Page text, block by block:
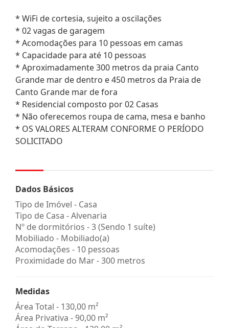
* WiFi de cortesia, sujeito a oscilações
* 02 vagas de garagem
* Acomodações para 10 pessoas em camas
* Capacidade para até 10 pessoas
* Aproximadamente 300 metros da praia Canto
Grande mar de dentro e 450 metros da Praia de
Canto Grande mar de fora
* Residencial composto por 02 Casas
* Não oferecemos roupa de cama, mesa e banho
* OS VALORES ALTERAM CONFORME O PERÍODO
SOLICITADO
Dados Básicos
Tipo de Imóvel - Casa
Tipo de Casa - Alvenaria
Nº de dormitórios - 3 (Sendo 1 suíte)
Mobiliado - Mobiliado(a)
Acomodações - 10 pessoas
Proximidade do Mar - 300 metros
Medidas
Área Total - 130,00 m²
Área Privativa - 90,00 m²